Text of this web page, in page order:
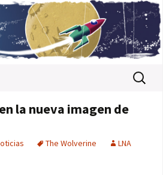
Buscar:
la nueva imagen de
The Wolverine LNA